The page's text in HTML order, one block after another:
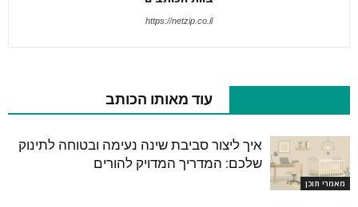
https://netzip.co.il
עוד מאותו הכותב
מאמרי תוכן
איך ליצור סביבת שינה נעימה ובטוחה לתינוק
שלכם: המדריך המדויק להורים